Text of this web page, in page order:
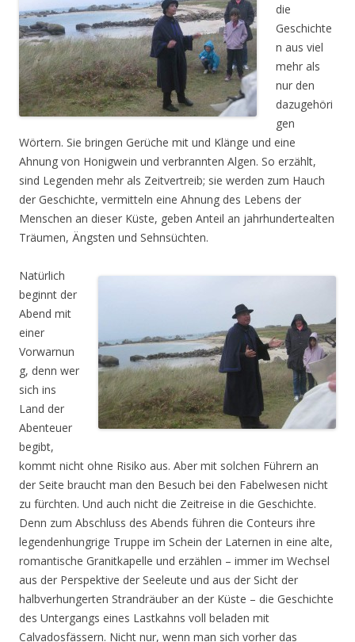
die
Geschichte
n aus viel
mehr als
nur den
dazugehöri
gen
Wörtern. Sie bringen Gerüche mit und Klänge und eine
Ahnung von Honigwein und verbrannten Algen. So erzählt,
sind Legenden mehr als Zeitvertreib; sie werden zum Hauch
der Geschichte, vermitteln eine Ahnung des Lebens der
Menschen an dieser Küste, geben Anteil an jahrhundertealten
Träumen, Ängsten und Sehnsüchten.
Natürlich
beginnt der
Abend mit
einer
Vorwarnun
g, denn wer
sich ins
Land der
Abenteuer
begibt,
kommt nicht ohne Risiko aus. Aber mit solchen Führern an
der Seite braucht man den Besuch bei den Fabelwesen nicht
zu fürchten. Und auch nicht die Zeitreise in die Geschichte.
Denn zum Abschluss des Abends führen die Conteurs ihre
legendenhungrige Truppe im Schein der Laternen in eine alte,
romantische Granitkapelle und erzählen – immer im Wechsel
aus der Perspektive der Seeleute und aus der Sicht der
halbverhungerten Strandräuber an der Küste – die Geschichte
des Untergangs eines Lastkahns voll beladen mit
Calvadosfässern. Nicht nur, wenn man sich vorher das